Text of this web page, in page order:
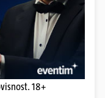
18+